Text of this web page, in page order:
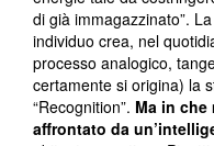
di già immagazzinato”.
individuo crea, nel
processo analogico,
certamente si origina) la
“Recognition”. Ma in che
affrontato da